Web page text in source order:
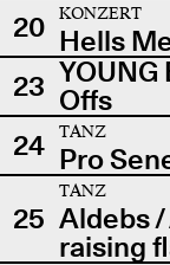
20
KONZERT
Hells
23 YOUNG
Offs
24
TANZ
Pro
25
TANZ
Aldebs /
raising